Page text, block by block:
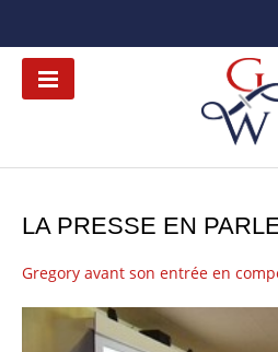
LA PRESSE EN
Gregory avant son entrée en